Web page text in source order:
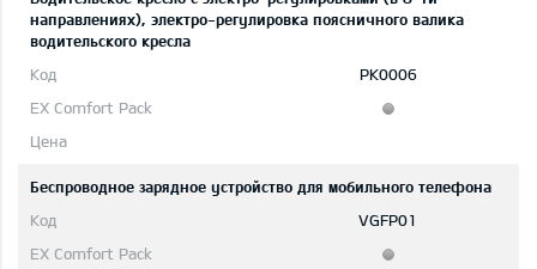
направлениях), электро-регулировка поясничного валика
водительского кресла
PK0006
Беспроводное зарядное устройство для мобильного телефона
VGFP01